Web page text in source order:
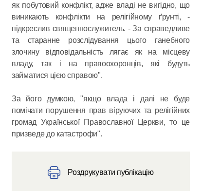
як побутовий конфлікт, адже владі не вигідно, що
виникають конфлікти на релігійному ґрунті, -
підкреслив священнослужитель. - За справедливе
та старанне розслідування цього ганебного
злочину відповідальність лягає як на місцеву
владу, так і на правоохоронців, які будуть
займатися цією справою".
За його думкою, "якщо влада і далі не буде
помічати порушення прав віруючих та релігійних
громад Української Православної Церкви, то це
призведе до катастрофи".
Роздрукувати публікацію